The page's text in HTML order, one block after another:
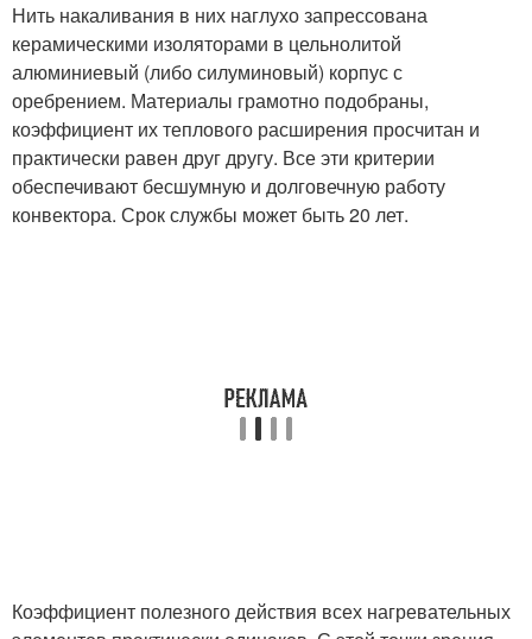
Нить накаливания в них наглухо запрессована
керамическими изоляторами в цельнолитой
алюминиевый (либо силуминовый) корпус с
оребрением. Материалы грамотно подобраны,
коэффициент их теплового расширения просчитан и
практически равен друг другу. Все эти критерии
обеспечивают бесшумную и долговечную работу
конвектора. Срок службы может быть 20 лет.
Коэффициент полезного действия всех нагревательных